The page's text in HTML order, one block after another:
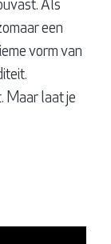
Als
een
vorm van
Maar laat je